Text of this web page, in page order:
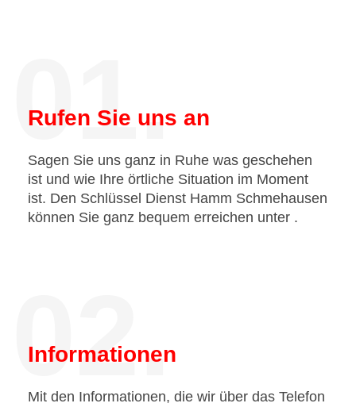
01.
Rufen Sie uns an
Sagen Sie uns ganz in Ruhe was geschehen
ist und wie Ihre örtliche Situation im Moment
ist. Den Schlüssel Dienst Hamm Schmehausen
können Sie ganz bequem erreichen unter .
02.
Informationen
Mit den Informationen, die wir über das Telefon